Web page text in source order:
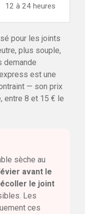
12 à 24 heures
pour les joints
plus souple,
demande
est une
— son prix
entre 8 et 15 € le
sèche au
avant le
le joint
Les
ces